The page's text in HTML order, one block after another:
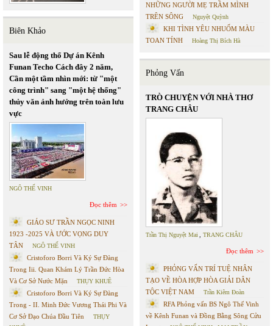
Biên Khảo
Sau lễ động thổ Dự án Kênh
Funan Techo Cách đây 2 năm,
Cần một tầm nhìn mới: từ "một
công trình" sang "một hệ thống"
thủy văn ảnh hưởng trên toàn lưu
vực
NGÔ THẾ VINH
Đọc thêm
GIÁO SƯ TRẦN NGỌC NINH
1923 -2025 VÀ ƯỚC VỌNG DUY
TÂN
NGÔ THẾ VINH
Cristoforo Borri Và Ký Sự Đàng
Trong Iii. Quan Khám Lý Trần Đức Hòa
Và Cơ Sở Nước Mặn
THỤY KHUÊ
Cristoforo Borri Và Ký Sự Đàng
Trong - II. Minh Đức Vương Thái Phi Và
Cơ Sở Đạo Chúa Đầu Tiên
THỤY
NHỮNG NGƯỜI MẸ TRẦM MÌNH
TRÊN SÔNG
Nguyệt Quỳnh
KHI TÌNH YÊU NHUỐM MÀU
TOAN TÍNH
Hoàng Thị Bích Hà
Phỏng Vấn
TRÒ CHUYỆN VỚI NHÀ THƠ
TRANG CHÂU
Trần Thị Nguyệt Mai TRANG CHÂU
Đọc thêm
PHỎNG VẤN TRÍ TUỆ NHÂN
TẠO VỀ HÒA HỢP HÒA GIẢI DÂN
TỘC VIỆT NAM
Trần Kiêm Đoàn
RFA Phỏng vấn BS Ngô Thế Vinh
về Kênh Funan và Đồng Bằng Sông Cửu